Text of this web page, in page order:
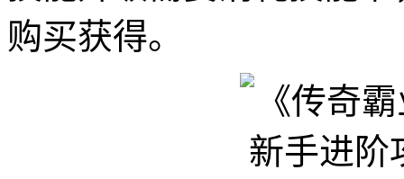
购买获得。